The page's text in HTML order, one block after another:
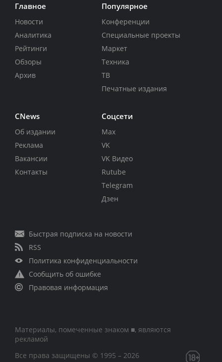
Главное
Новости
Аналитика
Рейтинги
Обзоры
Архив
Популярное
Конференции
Специальные проекты
Маркет
Техника
ТВ
Печатные издания
CNews
Об издании
Реклама
Вакансии
Контакты
Соцсети
Max
VK
VK Видео
Rutube
Telegram
Дзен
Быстрая подписка на новости
RSS
Политика конфиденциальности
Сообщить об ошибке
Правовая информация
Материалы, помеченные знаком ■, являются
рекламой
Все права защищены © 1995 – 2026